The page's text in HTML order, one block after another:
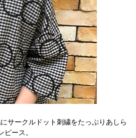
サークルドット刺繍をたっぷりあしら
ース。